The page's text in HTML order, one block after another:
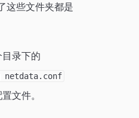
这些文件夹都是
录下的
文件。